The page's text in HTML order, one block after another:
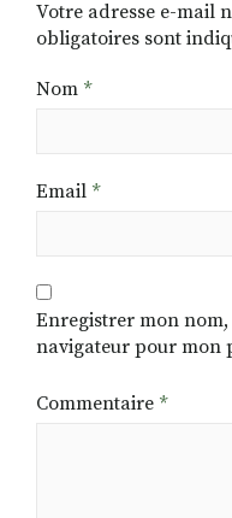
Votre adresse e-mail
obligatoires sont
Nom *
Email *
Enregistrer mon
navigateur pour mon
Commentaire *